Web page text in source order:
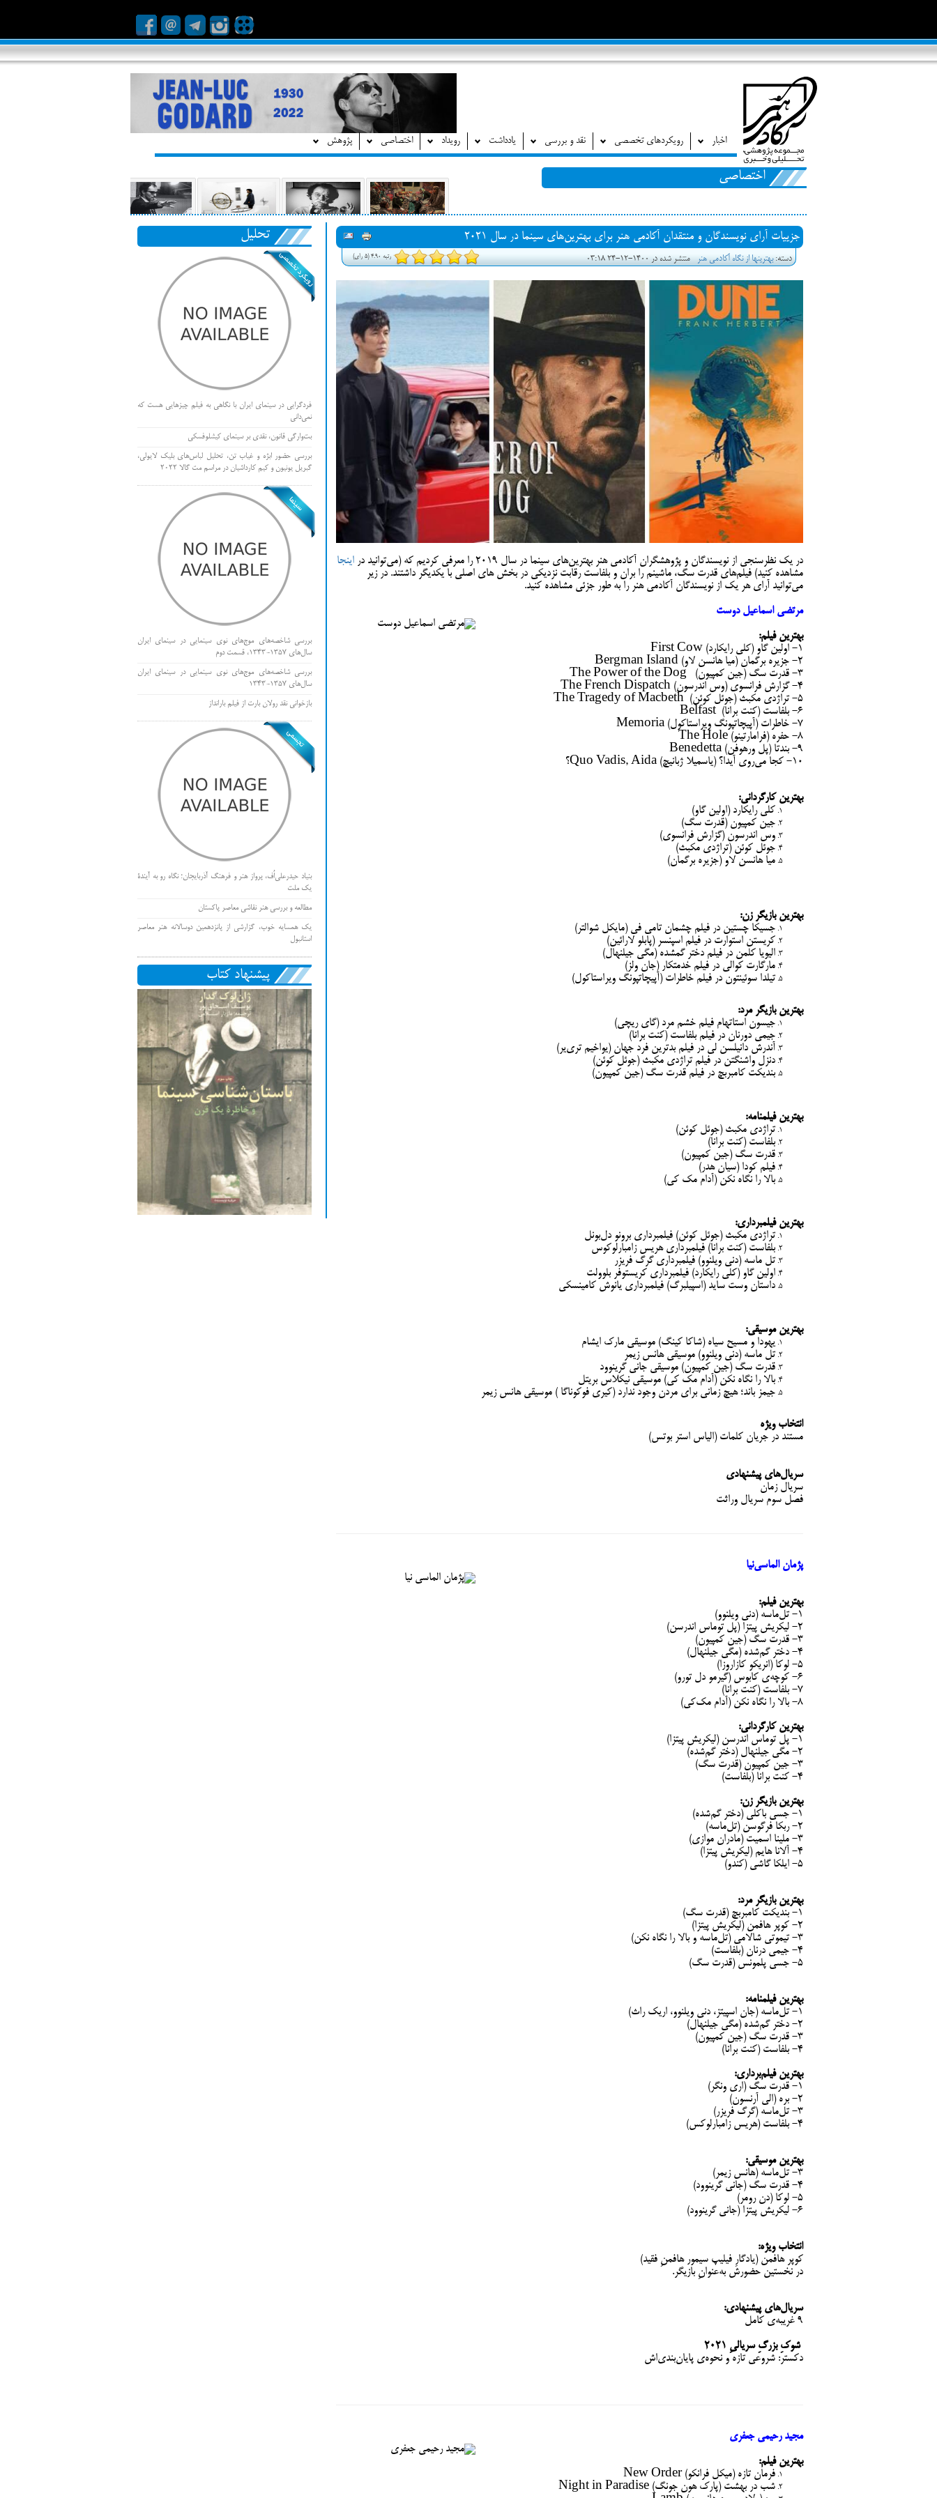
اخبار رویکردهای تخصصی نقد و بررسی یادداشت رویداد اختصاصی پژوهش
اختصاصی
جزییات آرای نویسندگان و منتقدان آکادمی هنر برای بهترین‌های سینما در سال ۲۰۲۱
رتبه 4.90 (5 رای) دسته:بهترین‎ها از نگاه آکادمی هنر منتشر شده در 1400-12-24 03:18
در یک نظرسنجی از نویسندگان و پژوهشگران آکادمی هنر بهترین‌های سینما در سال 2019 را معرفی کردیم که (می‌توانید در
اینجا
مشاهده کنید) فیلم‌های قدرت سگ، ماشینم را بران و بلفاست رقابت نزدیکی در بخش های اصلی با یکدیگر داشتند. در زیر
می‌توانید آرای هر یک از نویسندگان آکادمی هنر را به طور جزئی مشاهده کنید.
مرتضی اسماعیل دوست
بهترین فیلم:
۱- اولین گاو (کلی رایکارد) First Cow
۲- جزیره برگمان (میا هانسن لاو) Bergman Island
۳- قدرت سگ (جین کمپیون) The Power of the Dog
۴- گزارش فرانسوی (وس اندرسون) The French Dispatch
۵- تراژدی مکبث (جوئل کوئن) The Tragedy of Macbeth
۶- بلفاست (کنت برانا) Belfast
۷- خاطرات (آپیچاتپونگ ویراستاکول) Memoria
۸- حفره (فرامارتینو) The Hole
۹- بندتا (پل ورهوفن) Benedetta
۱۰- کجا می‌روی آیدا؟ (یاسمیلا ژبانیچ) Quo Vadis, Aida؟
بهترین کارگردانی:
کلی رایکارد (اولین گاو)
جین کمپیون (قدرت سگ)
وس اندرسون (گزارش فرانسوی)
جوئل کوئن (تراژدی مکبث)
میا هانسن لاو (جزیره برگمان)
بهترین بازیگر زن:
جسیکا چستین در فیلم چشمان تامی فی (مایکل شوالتر)
کریستن استوارت در فیلم اسپنسر (پابلو لارائین)
الیویا کلمن در فیلم دختر گمشده (مگی جیلنهال)
مارگارت کوالی در فیلم خدمتکار (جان ولز)
تیلدا سوئینتون در فیلم خاطرات (آپیچاتپونگ ویراستاکول)
بهترین بازیگر مرد:
جیسون استاتهام فیلم خشم مرد (گای ریچی)
جیمی دورنان در فیلم بلفاست (کنت برانا)
آندرش دانیلسن لی در فیلم بدترین فرد جهان (یواخیم تری‌یر)
دنزل واشنگتن در فیلم تراژدی مکبث (جوئل کوئن)
بندیکت کامبربچ در فیلم قدرت سگ (جین کمپیون)
بهترین فیلمنامه:
تراژدی مکبث (جوئل کوئن)
بلفاست (کنت برانا)
قدرت سگ (جین کمپیون)
فیلم کودا (سیان هدر)
بالا را نگاه نکن (آدام مک کی)
بهترین فیلمبرداری:
تراژدی مکبث (جوئل کوئن) فیلمبرداری برونو دل‌بونل
بلفاست (کنت برانا) فیلمبرداری هریس زامبارلوکوس
تل ماسه (دنی ویلنوو) فیلمبرداری گرگ فریزر
اولین گاو (کلی رایکارد) فیلمبرداری کریستوفر بلوولت
داستان وست ساید (اسپیلبرگ) فیلمبرداری یانوش کامینسکی
بهترین موسیقی:
یهودا و مسیح سیاه (شاکا کینگ) موسیقی مارک ایشام
تل ماسه (دنی ویلنوو) موسیقی هانس زیمر
قدرت سگ (جین کمپیون) موسیقی جانی گرینوود
بالا را نگاه نکن (آدام مک کی) موسیقی نیکلاس بریتل
جیمز باند؛ هیچ زمانی برای مردن وجود ندارد (کیری فوکوناگا ) موسیقی هانس زیمر
انتخاب ویژه
مستند در جریان کلمات (الیاس استر بوتس)
سریال‌های پیشنهادی
سریال زمان
فصل سوم سریال وراثت
پژمان الماسی‌نیا
بهترین فیلم:
۱- تل‌ماسه (دنی ویلنوو)
۲- لیکریش پیتزا (پل توماس اندرسن)
۳- قدرت سگ (جین کمپیون)
۴- دختر گم‌شده (مگی جیلنهال)
۵- لوکا (انریکو کازاروزا)
۶- کوچه‌ی کابوس (گیرمو دل تورو)
۷- بلفاست (کنت برانا)
۸- بالا را نگاه نکن (آدام مک‌کی)
بهترین کارگردانی:
۱- پل توماس اندرسن (لیکریش پیتزا)
۲- مگی جیلنهال (دختر گم‌شده)
۳- جین کمپیون (قدرت سگ)
۴- کنت برانا (بلفاست)
بهترین بازیگر زن:
1- جسی باکلی (دختر گم‌شده)
2- ربکا فرگوسن (تل‌ماسه)
3- ملینا اسمیت (مادران موازی)
4- آلانا هایم (لیکریش پیتزا)
5- ایلکا گاشی (کندو)
بهترین بازیگر مرد:
1- بندیکت کامبربچ (قدرت سگ)
2- کوپر هافمن (لیکریش پیتزا)
3- تیموتی شالامی (تل‌ماسه و بالا را نگاه نکن)
4- جیمی درنان (بلفاست)
5- جسی پلمونس (قدرت سگ)
بهترین فیلمنامه:
۱- تل‌ماسه (جان اسپیتز، دنی ویلنوو، اریک راث)
۲- دختر گم‌شده (مگی جیلنهال)
۳- قدرت سگ (جین کمپیون)
۴- بلفاست (کنت برانا)
بهترین فیلم‌برداری:
۱- قدرت سگ (اری ونگر)
۲- بره (الی آرنسون)
۳- تل‌ماسه (گرگ فریزر)
۴- بلفاست (هریس زامبارلوکس)
بهترین موسیقی:
۳- تل‌ماسه (هانس زیمر)
۴- قدرت سگ (جانی گرینوود)
۵- لوکا (دن رومر)
۶- لیکریش پیتزا (جانی گرینوود)
انتخاب ویژه:
کوپر هافمن (یادگارِ فیلیپ سیمور هافمنِ فقید)
در نخستین حضورش به‌عنوانِ بازیگر.
سریال‌های پیشنهادی:
۹ غریبه‌ی کامل
شوکِ بزرگِ سریالیِ ۲۰۲۱
دکستر: شروعی تازه و نحوه‌ی پایان‌بندی‌اش
مجید رحیمی جعفری
بهترین فیلم:
فرمان تازه (میکل فرانکو) New Order
شب در بهشت (پارک هون جونگ) Night in Paradise
تحلیل
فردگرایی در سینمای ایران با نگاهی به فیلم چیزهایی هست که
نمی‌دانی
بت‌وارگی قانون، نقدی بر سینمای کیشلوفسکی
بررسی حضور ابژه و غیاب تن، تحلیل لباس‌های بلیک لایولی،
گبریل یونیون و کیم کارداشیان در مراسم مت گالا ۲۰۲۲
بررسی شاخصه‌های موج‌های نوی سینمایی در سینمای ایران
سال‌های 1357-1343، قسمت دوم
بررسی شاخصه‌های موج‌های نوی سینمایی در سینمای ایران
سال‌های 1357-1343
بازخوانی نقد رولان بارت از فیلم بارانداز
بنیاد حیدرعلی‌اُف، پرواز هنر و فرهنگ آذربایجان؛ نگاه رو به آیندۀ
یک ملت
مطالعه و بررسی هنر نقاشی معاصر پاکستان
یک همسایه خوب، گزارشی از پانزدهمین دوسالانه هنر معاصر
استانبول
پیشنهاد کتاب